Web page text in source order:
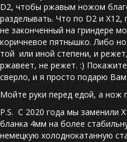
D2, чтобы ржавым ножом
разделывать. Что по D2 и Х12,
не законченный на гриндере
коричневое пятнышко. Либо
той  или иной степени, и
ржавеет, не режет. :)
сверло, и я просто подарю
Мойте руки перед едой, а нож
P.S.  С 2020 года мы
бланка 4мм на более
немецкую холоднокатанную